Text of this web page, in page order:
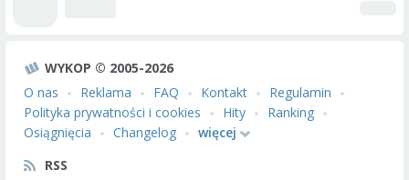
WYKOP © 2005-2026
O nas
Reklama FAQ Kontakt
Regulamin
Polityka prywatności i cookies
Hity
Ranking
Osiągnięcia
Changelog
więcej
RSS